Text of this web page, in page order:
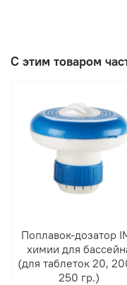
С этим товаром
Поплавок-дозатор
химии для
(для таблеток 20,
250 гр.)